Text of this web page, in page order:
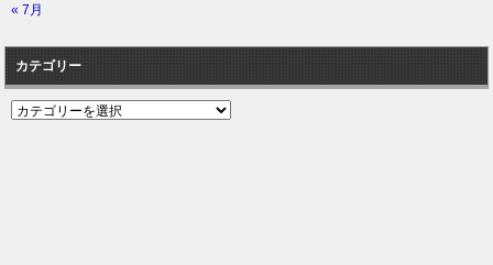
« 7月
カテゴリー
カ